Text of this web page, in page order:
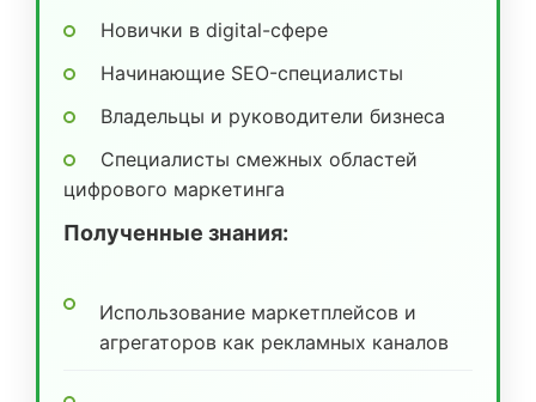
Новички в digital-сфере
Начинающие SEO-специалисты
Владельцы и руководители бизнеса
Специалисты смежных областей
цифрового маркетинга
Полученные знания:
Использование маркетплейсов и
агрегаторов как рекламных каналов